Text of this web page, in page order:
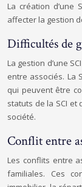
La création d’une
affecter la gestion
Difficultés de
La gestion d’une
entre associés. La
qui peuvent être
statuts de la SCI
société.
Conflit entre
Les conflits entre
familiales. Ces